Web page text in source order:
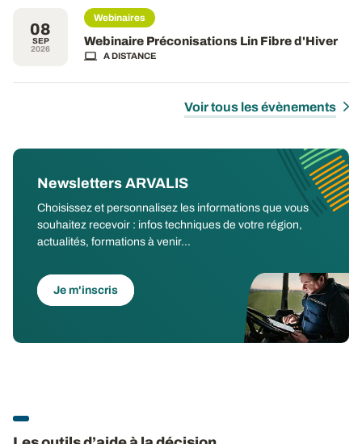
08
SEP
2026
Webinaires
Webinaire Préconisations Lin Fibre d'Hiver
A DISTANCE
Voir tous les évènements
Newsletters ARVALIS
Choisissez et personnalisez les informations que vous
souhaitez recevoir : infos techniques de votre région,
actualités, formations à venir...
Je m'inscris